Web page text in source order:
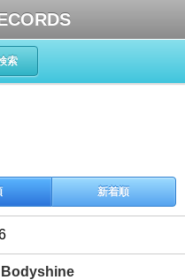
索
新着順
Bodyshine